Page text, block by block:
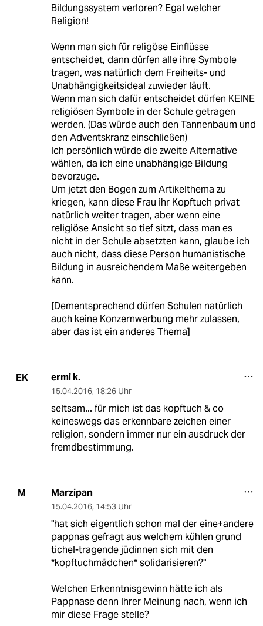
Bildungssystem verloren? Egal welcher
Religion!
Wenn man sich für religöse Einflüsse
entscheidet, dann dürfen alle ihre Symbole
tragen, was natürlich dem Freiheits- und
Unabhängigkeitsideal zuwieder läuft.
Wenn man sich dafür entscheidet dürfen KEINE
religiösen Symbole in der Schule getragen
werden. (Das würde auch den Tannenbaum und
den Adventskranz einschließen)
Ich persönlich würde die zweite Alternative
wählen, da ich eine unabhängige Bildung
bevorzuge.
Um jetzt den Bogen zum Artikelthema zu
kriegen, kann diese Frau ihr Kopftuch privat
natürlich weiter tragen, aber wenn eine
religiöse Ansicht so tief sitzt, dass man es
nicht in der Schule absetzten kann, glaube ich
auch nicht, dass diese Person humanistische
Bildung in ausreichendem Maße weitergeben
kann.
[Dementsprechend dürfen Schulen natürlich
auch keine Konzernwerbung mehr zulassen,
aber das ist ein anderes Thema]
EK ermi k.
15.04.2016, 18:26 Uhr
seltsam... für mich ist das kopftuch & co
keineswegs das erkennbare zeichen einer
religion, sondern immer nur ein ausdruck der
fremdbestimmung.
M Marzipan
15.04.2016, 14:53 Uhr
"hat sich eigentlich schon mal der eine+andere
pappnas gefragt aus welchem kühlen grund
tichel-tragende jüdinnen sich mit den
*kopftuchmädchen* solidarisieren?"
Welchen Erkenntnisgewinn hätte ich als
Pappnase denn Ihrer Meinung nach, wenn ich
mir diese Frage stelle?